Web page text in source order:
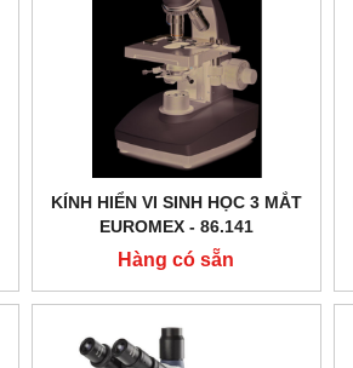
KÍNH HIỂN VI SINH HỌC 3 MẮT
EUROMEX - 86.141
Hàng có sẵn